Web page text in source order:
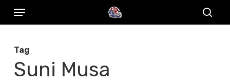
Skip
content
Menu
Tag
Suni Musa